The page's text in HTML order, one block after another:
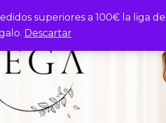
superiores a 100€ la liga de
Descartar